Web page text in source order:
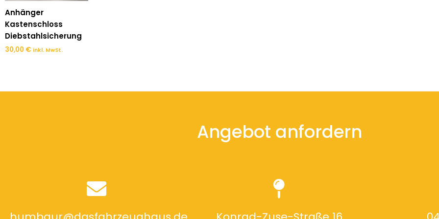
Anhänger
Kastenschloss
Diebstahlsicherung
30,00 € inkl. MwSt.
Angebot anfordern